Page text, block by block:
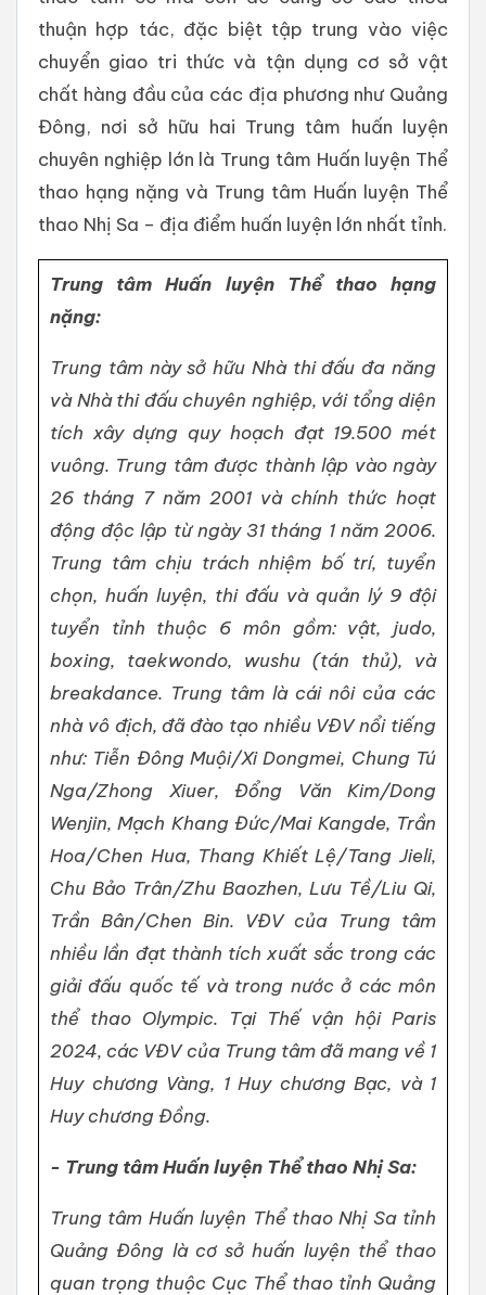
thuận hợp tác, đặc biệt tập trung vào việc
chuyển giao tri thức và tận dụng cơ sở vật
chất hàng đầu của các địa phương như Quảng
Đông, nơi sở hữu hai Trung tâm huấn luyện
chuyên nghiệp lớn là Trung tâm Huấn luyện Thể
thao hạng nặng và Trung tâm Huấn luyện Thể
thao Nhị Sa – địa điểm huấn luyện lớn nhất tỉnh.
Trung tâm Huấn luyện Thể thao hạng
nặng:
Trung tâm này sở hữu Nhà thi đấu đa năng
và Nhà thi đấu chuyên nghiệp, với tổng diện
tích xây dựng quy hoạch đạt 19.500 mét
vuông. Trung tâm được thành lập vào ngày
26 tháng 7 năm 2001 và chính thức hoạt
động độc lập từ ngày 31 tháng 1 năm 2006.
Trung tâm chịu trách nhiệm bố trí, tuyển
chọn, huấn luyện, thi đấu và quản lý 9 đội
tuyển tỉnh thuộc 6 môn gồm: vật, judo,
boxing, taekwondo, wushu (tán thủ), và
breakdance. Trung tâm là cái nôi của các
nhà vô địch, đã đào tạo nhiều VĐV nổi tiếng
như: Tiễn Đông Muội/Xi Dongmei, Chung Tú
Nga/Zhong Xiuer, Đổng Văn Kim/Dong
Wenjin, Mạch Khang Đức/Mai Kangde, Trần
Hoa/Chen Hua, Thang Khiết Lệ/Tang Jieli,
Chu Bảo Trân/Zhu Baozhen, Lưu Tề/Liu Qi,
Trần Bân/Chen Bin. VĐV của Trung tâm
nhiều lần đạt thành tích xuất sắc trong các
giải đấu quốc tế và trong nước ở các môn
thể thao Olympic. Tại Thế vận hội Paris
2024, các VĐV của Trung tâm đã mang về 1
Huy chương Vàng, 1 Huy chương Bạc, và 1
Huy chương Đồng.
- Trung tâm Huấn luyện Thể thao Nhị Sa:
Trung tâm Huấn luyện Thể thao Nhị Sa tỉnh
Quảng Đông là cơ sở huấn luyện thể thao
quan trọng thuộc Cục Thể thao tỉnh Quảng